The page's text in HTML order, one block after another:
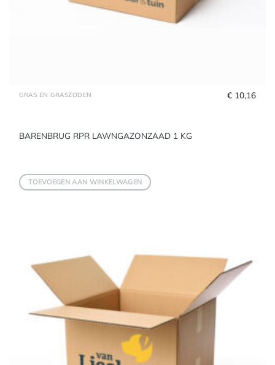
GRAS EN GRASZODEN
BARENBRUG RPR LAWNGAZONZAAD 1 KG
€ 10,16
TOEVOEGEN AAN WINKELWAGEN